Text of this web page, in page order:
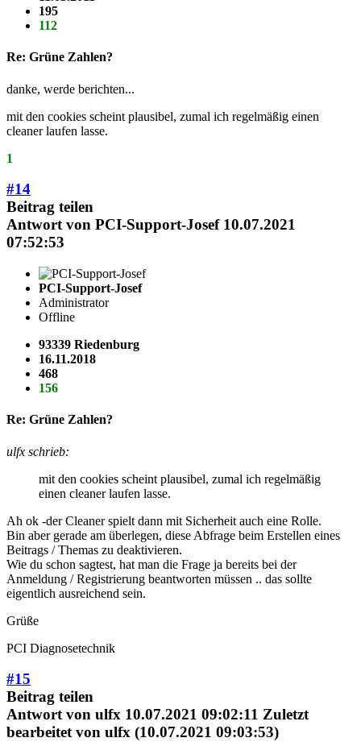
195
112
Re: Grüne Zahlen?
danke, werde berichten...
mit den cookies scheint plausibel, zumal ich regelmäßig einen
cleaner laufen lasse.
1
#14
Beitrag teilen
Antwort von PCI-Support-Josef 10.07.2021
07:52:53
PCI-Support-Josef
Administrator
Offline
93339 Riedenburg
16.11.2018
468
156
Re: Grüne Zahlen?
ulfx schrieb:
mit den cookies scheint plausibel, zumal ich regelmäßig
einen cleaner laufen lasse.
Ah ok -der Cleaner spielt dann mit Sicherheit auch eine Rolle.
Bin aber gerade am überlegen, diese Abfrage beim Erstellen eines
Beitrags / Themas zu deaktivieren.
Wie du schon sagtest, hat man die Frage ja bereits bei der
Anmeldung / Registrierung beantworten müssen .. das sollte
eigentlich ausreichend sein.
Grüße
PCI Diagnosetechnik
#15
Beitrag teilen
Antwort von ulfx 10.07.2021 09:02:11 Zuletzt
bearbeitet von ulfx (10.07.2021 09:03:53)